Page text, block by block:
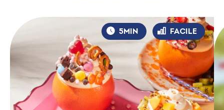
5MIN FACILE